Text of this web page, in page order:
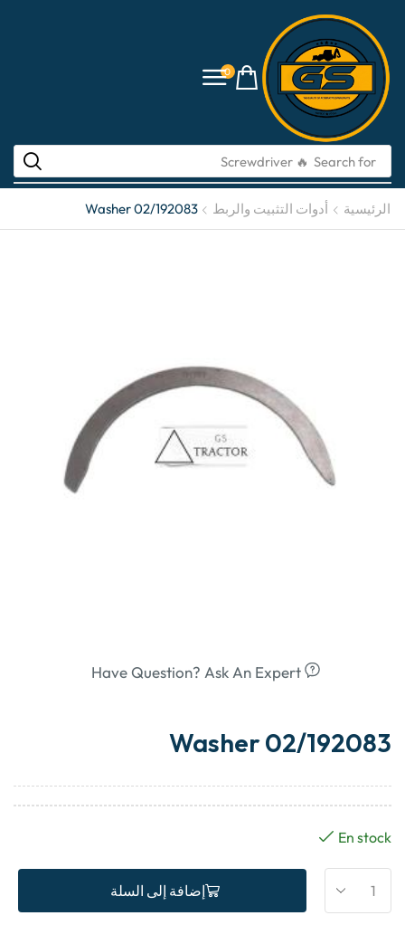
0
Search for
🔥 Screwdriver
الرئيسية أدوات التثبيت والربط Washer 02/192083
Have Question? Ask An Expert
Washer 02/192083
En stock
إضافة إلى السلة